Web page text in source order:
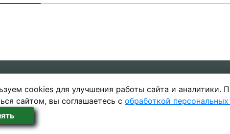
cookies для улучшения работы сайта и аналитики.
сайтом, вы соглашаетесь с обработкой
Политика в отношении обработки
SecretGuide.RU При копировании материалов сcылка